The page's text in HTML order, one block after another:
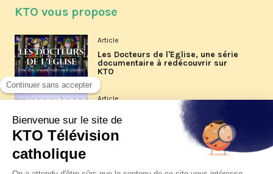
KTO vous propose
Article
Les Docteurs de l'Église, une série
documentaire à redécouvrir sur
KTO
Article
Les reportages d'été 2026 de KTO
La visite pastorale du pape Léon